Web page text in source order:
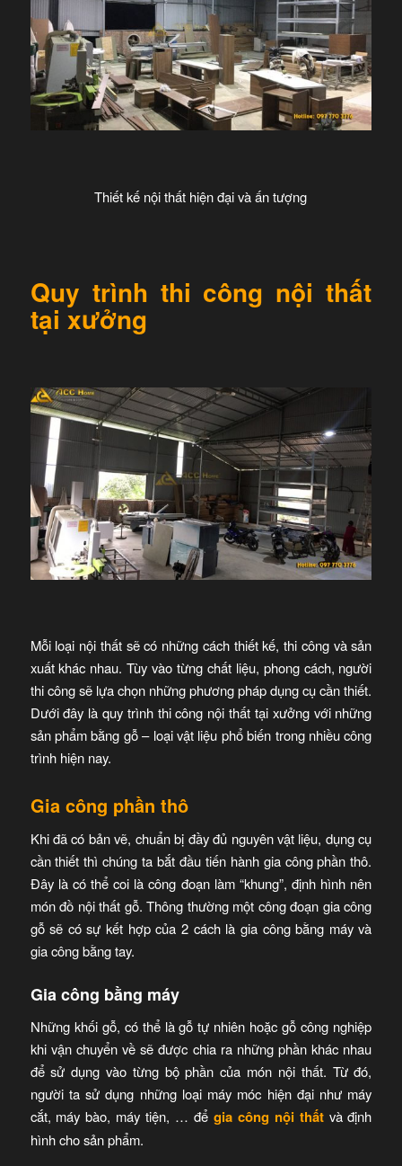
Thiết kế nội thất hiện đại và ấn tượng
Quy trình thi công nội thất
tại xưởng
Mỗi loại nội thất sẽ có những cách thiết kế, thi công và sản
xuất khác nhau. Tùy vào từng chất liệu, phong cách, người
thi công sẽ lựa chọn những phương pháp dụng cụ cần thiết.
Dưới đây là quy trình thi công nội thất tại xưởng với những
sản phẩm bằng gỗ – loại vật liệu phổ biến trong nhiều công
trình hiện nay.
Gia công phần thô
Khi đã có bản vẽ, chuẩn bị đầy đủ nguyên vật liệu, dụng cụ
cần thiết thì chúng ta bắt đầu tiến hành gia công phần thô.
Đây là có thể coi là công đoạn làm “khung”, định hình nên
món đồ nội thất gỗ. Thông thường một công đoạn gia công
gỗ sẽ có sự kết hợp của 2 cách là gia công bằng máy và
gia công bằng tay.
Gia công bằng máy
Những khối gỗ, có thể là gỗ tự nhiên hoặc gỗ công nghiệp
khi vận chuyển về sẽ được chia ra những phần khác nhau
để sử dụng vào từng bộ phần của món nội thất. Từ đó,
người ta sử dụng những loại máy móc hiện đại như máy
cắt, máy bào, máy tiện, … để gia công nội thấtvà định
hình cho sản phẩm.